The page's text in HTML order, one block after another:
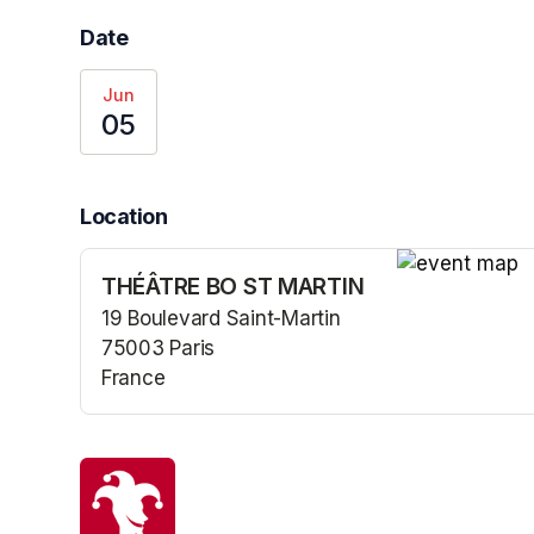
Date
Jun
05
Location
THÉÂTRE BO ST MARTIN
19 Boulevard Saint-Martin
75003 Paris
France